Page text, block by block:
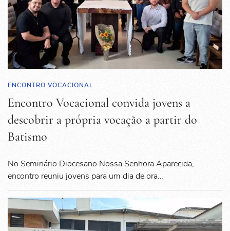
ENCONTRO VOCACIONAL
Encontro Vocacional convida jovens a
descobrir a própria vocação a partir do
Batismo
No Seminário Diocesano Nossa Senhora Aparecida,
encontro reuniu jovens para um dia de ora…